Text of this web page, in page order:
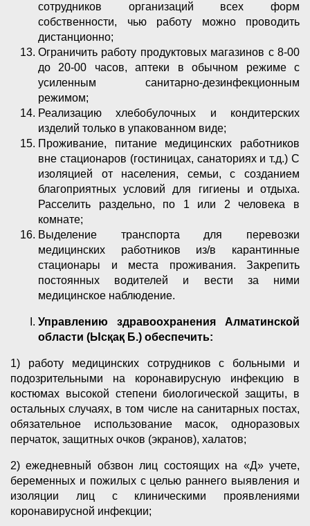
сотрудников организаций всех форм
собственности, чью работу можно проводить
дистанционно;
Ограничить работу продуктовых магазинов с 8-00
до 20-00 часов, аптеки в обычном режиме с
усиленным санитарно-дезинфекционным
режимом;
Реализацию хлебобулочных и кондитерских
изделий только в упакованном виде;
Проживание, питание медицинских работников
вне стационаров (гостиницах, санаториях и т.д.) С
изоляцией от населения, семьи, с созданием
благоприятных условий для гигиены и отдыха.
Расселить раздельно, по 1 или 2 человека в
комнате;
Выделение транспорта для перевозки
медицинских работников из/в карантинные
стационары и места проживания. Закрепить
постоянных водителей и вести за ними
медицинское наблюдение.
Управлению здравоохранения Алматинской
области (Ысқақ Б.) обеспечить:
1) работу медицинских сотрудников с больными и
подозрительными на коронавирусную инфекцию в
костюмах высокой степени биологической защиты, в
остальных случаях, в том числе на санитарных постах,
обязательное использование масок, одноразовых
перчаток, защитных очков (экранов), халатов;
2) ежедневный обзвон лиц состоящих на «Д» учете,
беременных и пожилых с целью раннего выявления и
изоляции лиц с клиническими проявлениями
коронавирусной инфекции;